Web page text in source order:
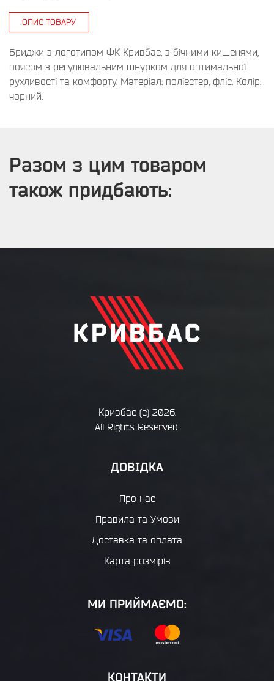
ОПИС ТОВАРУ
Бриджи з логотипом ФК Кривбас, з бічними кишенями,
поясом з регулювальним шнурком для оптимальної
рухливості та комфорту. Матеріал: поліестер, фліс. Колір:
чорний.
Разом з цим товаром
також придбають:
Кривбас(с) 2026.
All Rights Reserved.
ДОВІДКА
Про нас
Правила та Умови
Доставка та оплата
Карта розмірів
МИ ПРИЙМАЄМО:
КОНТАКТИ